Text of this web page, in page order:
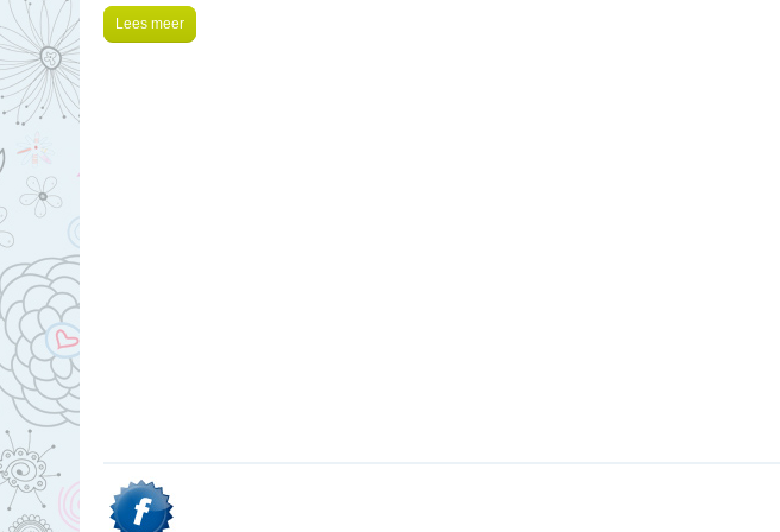
Lees meer